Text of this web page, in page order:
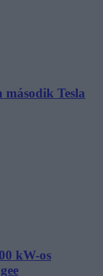
második Tesla
kW-os